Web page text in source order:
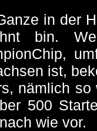
in der
bin.
ist,
nämlich
500
wie vor.